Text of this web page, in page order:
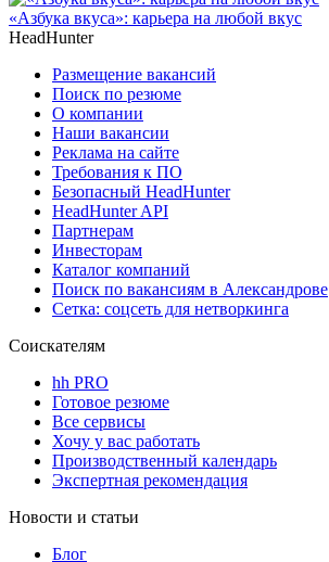
«Азбука вкуса»: карьера на любой вкус
HeadHunter
Размещение вакансий
Поиск по резюме
О компании
Наши вакансии
Реклама на сайте
Требования к ПО
Безопасный HeadHunter
HeadHunter API
Партнерам
Инвесторам
Каталог компаний
Поиск по вакансиям в Александрове
Сетка: соцсеть для нетворкинга
Соискателям
hh PRO
Готовое резюме
Все сервисы
Хочу у вас работать
Производственный календарь
Экспертная рекомендация
Новости и статьи
Блог